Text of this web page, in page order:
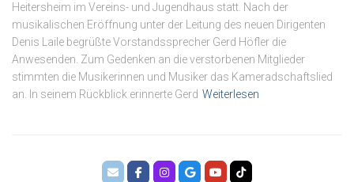
Heitersheim im Vereins- und Jugendhaus statt. Nach der
musikalischen Eröffnung unter der Leitung des neuen Dirigenten
Denis Laile begrüßte Vorstandssprecher Gerd Höfler die
Anwesenden. Zum Gedenken an die verstorbenen Mitglieder
stimmten die Musikerinnen und Musiker das Kameradschaftslied
an. In seinem Rückblick erinnerte Gerd Weiterlesen